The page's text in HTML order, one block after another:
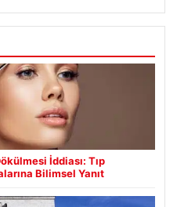
İddiası: Tıp
Bilimsel Yanıt